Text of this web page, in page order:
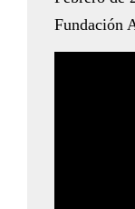
Fundación